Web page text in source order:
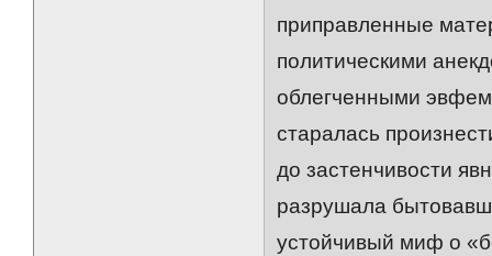
приправленные
политическими
облегченными
старалась
до застенчивости
разрушала
устойчивый миф о